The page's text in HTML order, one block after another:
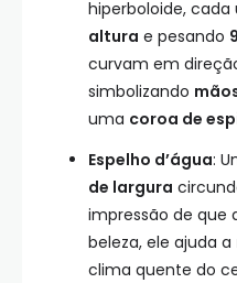
hiperboloide,
altura e pesando
curvam em
simbolizando
uma coroa de
Espelho d’água:
de largura
impressão de que
beleza, ele ajuda a
clima quente do